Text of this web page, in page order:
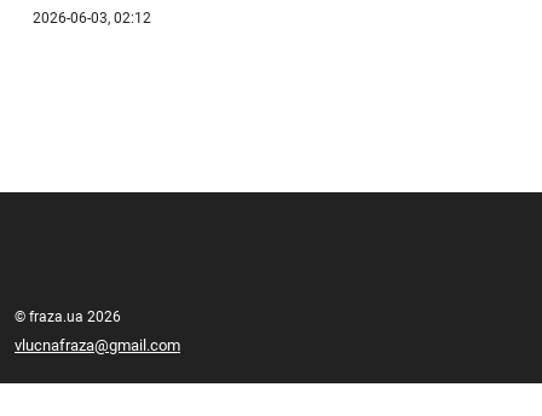
2026-06-03, 02:12
© fraza.ua 2026
vlucnafraza@gmail.com